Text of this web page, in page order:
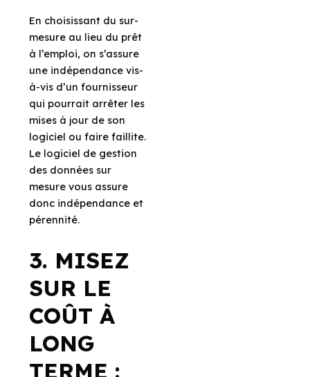
En choisissant du sur-
mesure au lieu du prêt
à l’emploi, on s’assure
une indépendance vis-
à-vis d’un fournisseur
qui pourrait arrêter les
mises à jour de son
logiciel ou faire faillite.
Le logiciel de gestion
des données sur
mesure vous assure
donc indépendance et
pérennité.
3. MISEZ
SUR LE
COÛT À
LONG
TERME :